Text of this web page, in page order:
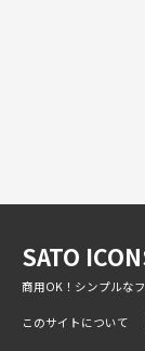
SATO
商用OK！シンプルな
このサイトについて